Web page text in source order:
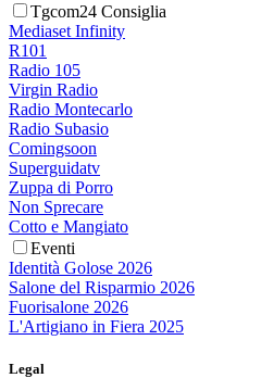
Tgcom24 Consiglia
Mediaset Infinity
R101
Radio 105
Virgin Radio
Radio Montecarlo
Radio Subasio
Comingsoon
Superguidatv
Zuppa di Porro
Non Sprecare
Cotto e Mangiato
Eventi
Identità Golose 2026
Salone del Risparmio 2026
Fuorisalone 2026
L'Artigiano in Fiera 2025
Legal